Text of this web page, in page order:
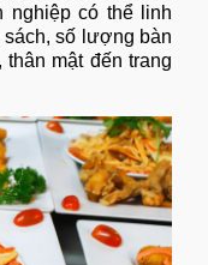
nghiệp có thể linh
sách, số lượng bàn
mật đến trang